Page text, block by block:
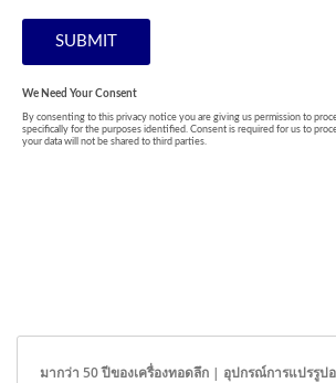
มากว่า 50 ปีของเครื่องทอดลึก | อุปกรณ์การแปรรูป